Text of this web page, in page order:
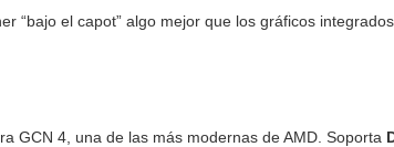
“bajo el capot” algo mejor que los gráficos
GCN 4, una de las más modernas de AMD. Soporta